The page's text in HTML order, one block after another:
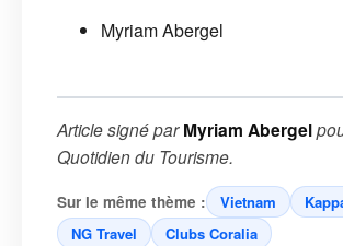
Myriam Abergel
Article signé parMyriam Abergel
Quotidien du Tourisme.
Sur le même thème : Vietnam
NG Travel
Clubs Coralia